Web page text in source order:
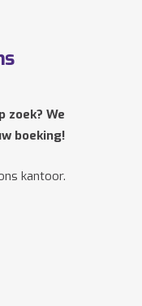
zoek? We
boeking!
kantoor.